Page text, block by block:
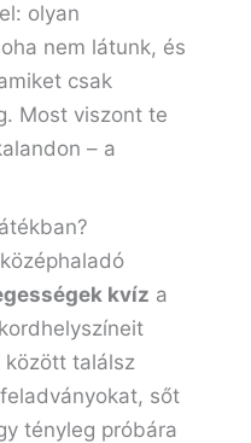
olyan
nem látunk, és
csak
Most viszont te
– a
kvíz a
között találsz
sőt
tényleg próbára